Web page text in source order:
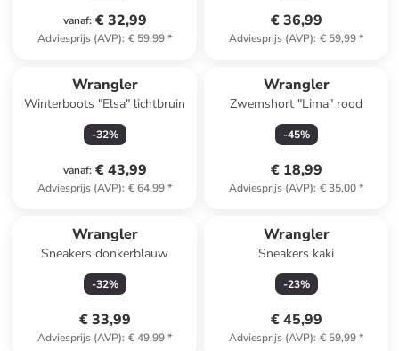
vanaf: € 32,99
Adviesprijs (AVP): € 59,99*
€ 36,99
Adviesprijs (AVP): € 59,99*
Wrangler
Winterboots "Elsa" lichtbruin
-32%
vanaf: € 43,99
Adviesprijs (AVP): € 64,99*
Wrangler
Zwemshort "Lima" rood
-45%
€ 18,99
Adviesprijs (AVP): € 35,00*
Wrangler
Sneakers donkerblauw
-32%
€ 33,99
Adviesprijs (AVP): € 49,99*
Wrangler
Sneakers kaki
-23%
€ 45,99
Adviesprijs (AVP): € 59,99*